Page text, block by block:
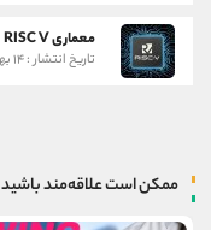
معماری RISC V
تاریخ انتشار : ۱۴ بهمن ۱۴۰۴
ممکن است علاقه‌مند باشید